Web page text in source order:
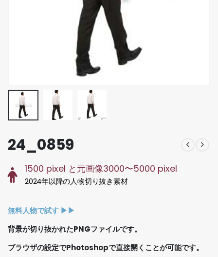
24_0859
1500 pixel と元画像3000〜5000 pixel
2024年以降の人物切り抜き素材
無料人物で試す ▶︎▶︎
背景が切り抜かれたPNGファイルです。
ブラウザの設定でPhotoshopで直接開くことが可能です。